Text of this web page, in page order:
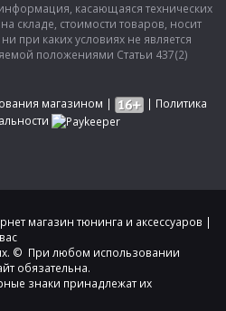
касающаяся технических
складе, стоимости товаров, носит
при каких условиях не является
положениями Статьи 437(2)
магазином | | Политика
магазин тюнинга и аксессуаров |
© При любом использовании
обязательна.
знаки принадлежат их